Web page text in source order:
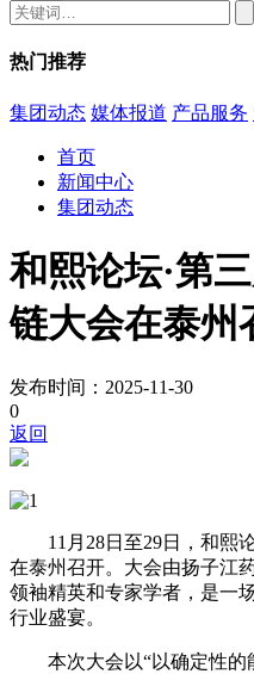
热门推荐
集团动态 媒体报道 产品服务
首页
新闻中心
集团动态
和熙论坛·第
链大会在泰州
发布时间：2025-11-30
0
返回
11月28日至29日，和熙
在泰州召开。大会由扬子江
领袖精英和专家学者，是一
行业盛宴。
本次大会以“以确定性